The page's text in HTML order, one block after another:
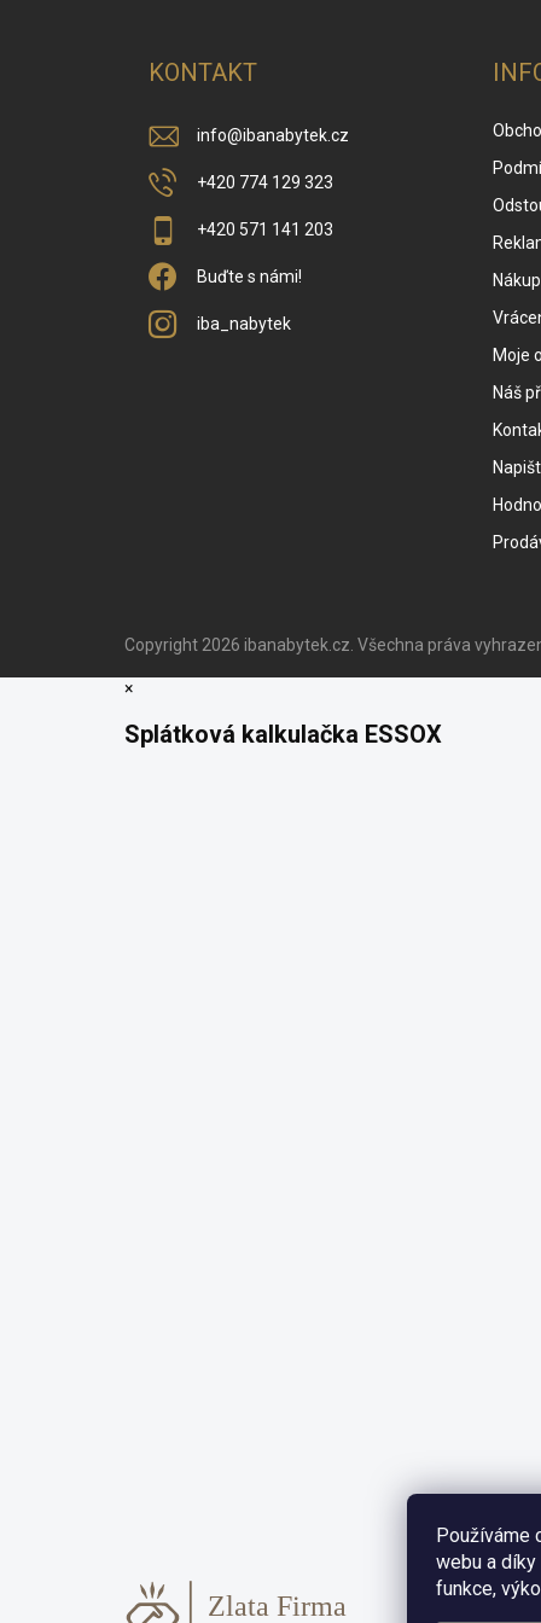
Používáme
webu a
funkce,
KONTAKT
info@ibanabytek.cz
+420 774 129 323
+420 571 141 203
Buďte s námi!
iba_nabytek
Moje
Náš
Copyright 2026 ibanabytek.cz . Všechna práva
×
Splátková kalkulačka ESSOX